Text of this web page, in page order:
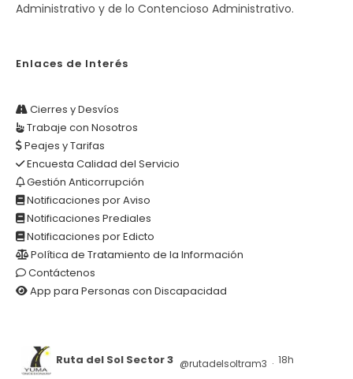
Administrativo y de lo Contencioso Administrativo.
Enlaces de Interés
Cierres y Desvíos
Trabaje con Nosotros
Peajes y Tarifas
Encuesta Calidad del Servicio
Gestión Anticorrupción
Notificaciones por Aviso
Notificaciones Prediales
Notificaciones por Edicto
Política de Tratamiento de la Información
Contáctenos
App para Personas con Discapacidad
Ruta del Sol Sector 3 @rutadelsoltram3 · 18h